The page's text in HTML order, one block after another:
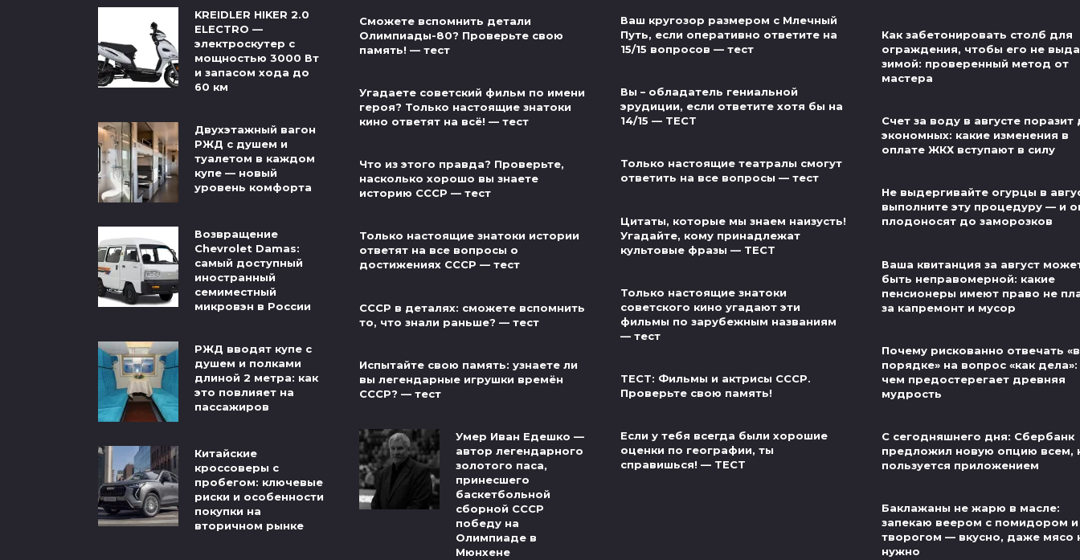
KREIDLER HIKER 2.0
ELECTRO —
электроскутер с
мощностью 3000 Вт
и запасом хода до
60 км
Двухэтажный вагон
РЖД с душем и
туалетом в каждом
купе — новый
уровень комфорта
Возвращение
Chevrolet Damas:
самый доступный
иностранный
семиместный
микровэн в России
РЖД вводят купе с
душем и полками
длиной 2 метра: как
это повлияет на
пассажиров
Китайские
кроссоверы с
пробегом: ключевые
риски и особенности
покупки на
вторичном рынке
Сможете вспомнить детали
Олимпиады-80? Проверьте свою
память! — тест
Угадаете советский фильм по имени
героя? Только настоящие знатоки
кино ответят на всё! — тест
Что из этого правда? Проверьте,
насколько хорошо вы знаете
историю СССР — тест
Только настоящие знатоки истории
ответят на все вопросы о
достижениях СССР — тест
СССР в деталях: сможете вспомнить
то, что знали раньше? — тест
Испытайте свою память: узнаете ли
вы легендарные игрушки времён
СССР? — тест
Умер Иван Едешко —
автор легендарного
золотого паса,
принесшего
баскетбольной
сборной СССР
победу на
Олимпиаде в
Мюнхене
Ваш кругозор размером с Млечный
Путь, если оперативно ответите на
15/15 вопросов — тест
Вы – обладатель гениальной
эрудиции, если ответите хотя бы на
14/15 — ТЕСТ
Только настоящие театралы смогут
ответить на все вопросы — тест
Цитаты, которые мы знаем наизусть!
Угадайте, кому принадлежат
культовые фразы — ТЕСТ
Только настоящие знатоки
советского кино угадают эти
фильмы по зарубежным названиям
— тест
ТЕСТ: Фильмы и актрисы СССР.
Проверьте свою память!
Если у тебя всегда были хорошие
оценки по географии, ты
справишься! — ТЕСТ
Как забетонировать столб для
ограждения, чтобы его не
зимой: проверенный метод от
мастера
Счет за воду в августе
экономных: какие изменения в
оплате ЖКХ вступают в силу
Не выдергивайте огурцы в
выполните эту процедуру — и
плодоносят до заморозков
Ваша квитанция за август
быть неправомерной: какие
пенсионеры имеют право не
за капремонт и мусор
Почему рискованно отвечать
порядке» на вопрос «как
чем предостерегает древняя
мудрость
С сегодняшнего дня: Сбербанк
предложил новую опцию всем,
пользуется приложением
Баклажаны не жарю в масле:
запекаю веером с помидором и
творогом — вкусно, даже мясо
нужно